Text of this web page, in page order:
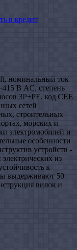
в кредит
номинальный ток
415 В AC, степень
3Р+РЕ, код CEE
сетей
строительных
морских и
электромобилей и
особенности
устройств -
из
к
выдерживают 50
вилок и